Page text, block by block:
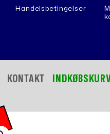
Handelsbetingelser
KONTAKT